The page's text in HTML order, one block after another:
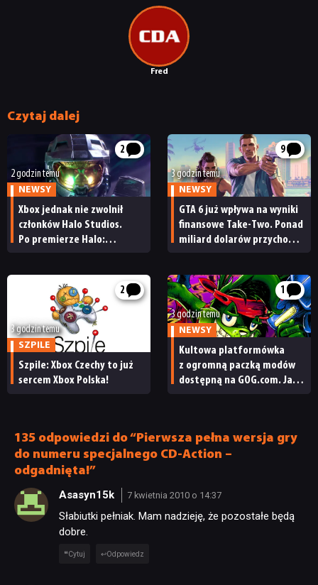
Fred
Czytaj dalej
2
2 godzin temu
NEWSY
Xbox jednak nie zwolnił
członków Halo Studios.
Po premierze Halo:
9
3 godzin temu
NEWSY
GTA 6 już wpływa na wyniki
finansowe Take-Two. Ponad
miliard dolarów przychodu
2
3 godzin temu
SZPILE
Szpile: Xbox Czechy to już
sercem Xbox Polska!
1
3 godzin temu
NEWSY
Kultowa platformówka
z ogromną paczką modów
dostępną na GOG.com. Jazz
135 odpowiedzi do “Pierwsza pełna wersja gry
do numeru specjalnego CD-Action –
odgadnięta!”
Asasyn15k 7 kwietnia 2010 o 14:37
Słabiutki pełniak. Mam nadzieję, że pozostałe będą
dobre.
Cytuj Odpowiedz